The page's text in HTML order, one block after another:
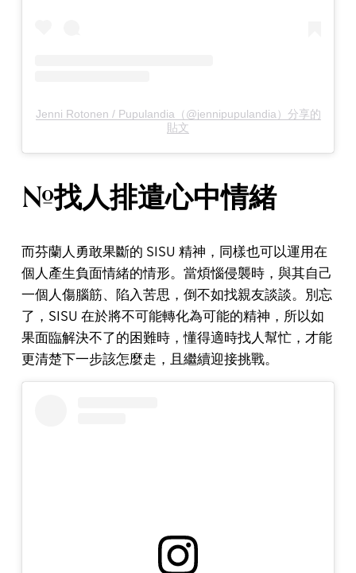
Jenni Rotonen / Pupulandia（@jennipupulandia）分享的
貼文
#找人排遣心中情緒
而芬蘭人勇敢果斷的 SISU 精神，同樣也可以運用在
個人產生負面情緒的情形。當煩惱侵襲時，與其自己
一個人傷腦筋、陷入苦思，倒不如找親友談談。別忘
了，SISU 在於將不可能轉化為可能的精神，所以如
果面臨解決不了的困難時，懂得適時找人幫忙，才能
更清楚下一步該怎麼走，且繼續迎接挑戰。